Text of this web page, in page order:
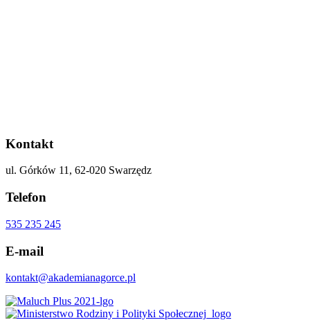
Kontakt
ul. Górków 11, 62-020 Swarzędz
Telefon
535 235 245
E-mail
kontakt@akademianagorce.pl